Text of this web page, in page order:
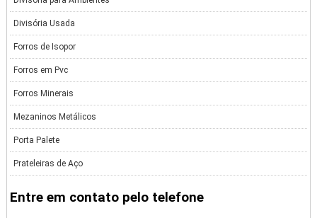
Divisória Usada
Forros de Isopor
Forros em Pvc
Forros Minerais
Mezaninos Metálicos
Porta Palete
Prateleiras de Aço
Entre em contato pelo telefone